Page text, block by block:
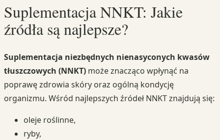
Suplementacja NNKT: Jakie
źródła są najlepsze?
Suplementacja niezbędnych nienasyconych kwasów
tłuszczowych (NNKT) może znacząco wpłynąć na
poprawę zdrowia skóry oraz ogólną kondycję
organizmu. Wśród najlepszych źródeł NNKT znajdują się:
oleje roślinne,
ryby,